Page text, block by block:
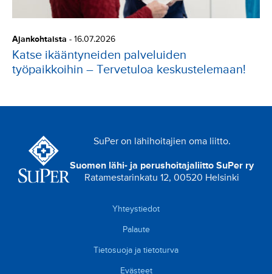
Ajankohtaista - 16.07.2026
Katse ikääntyneiden palveluiden
työpaikkoihin – Tervetuloa keskustelemaan!
SuPer on lähihoitajien oma liitto.
Suomen lähi- ja perushoitajaliitto SuPer ry
Ratamestarinkatu 12, 00520 Helsinki
Yhteystiedot
Palaute
Tietosuoja ja tietoturva
Evästeet